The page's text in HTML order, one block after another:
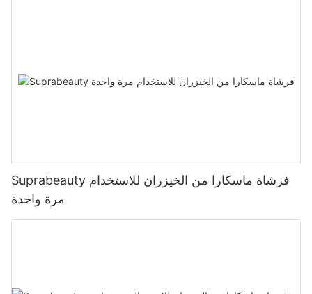
Suprabeauty فرشاة ماسكارا من الخيزران للاستخدام
مرة واحدة